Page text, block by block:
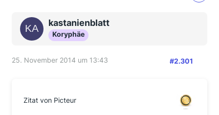
kastanienblatt
Koryphäe
25. November 2014 um 13:43 #2.301
Zitat von Picteur